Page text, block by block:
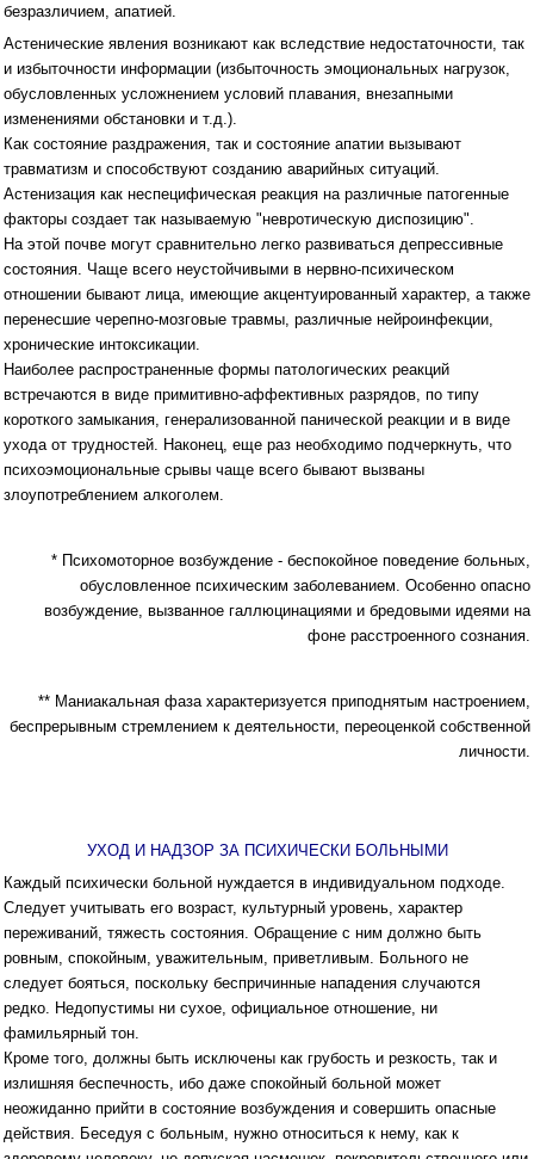
безразличием, апатией.
Астенические явления возникают как вследствие недостаточности, так
и избыточности информации (избыточность эмоциональных нагрузок,
обусловленных усложнением условий плавания, внезапными
изменениями обстановки и т.д.).
Как состояние раздражения, так и состояние апатии вызывают
травматизм и способствуют созданию аварийных ситуаций.
Астенизация как неспецифическая реакция на различные патогенные
факторы создает так называемую "невротическую диспозицию".
На этой почве могут сравнительно легко развиваться депрессивные
состояния. Чаще всего неустойчивыми в нервно-психическом
отношении бывают лица, имеющие акцентуированный характер, а также
перенесшие черепно-мозговые травмы, различные нейроинфекции,
хронические интоксикации.
Наиболее распространенные формы патологических реакций
встречаются в виде примитивно-аффективных разрядов, по типу
короткого замыкания, генерализованной панической реакции и в виде
ухода от трудностей. Наконец, еще раз необходимо подчеркнуть, что
психоэмоциональные срывы чаще всего бывают вызваны
злоупотреблением алкоголем.
* Психомоторное возбуждение - беспокойное поведение больных,
обусловленное психическим заболеванием. Особенно опасно
возбуждение, вызванное галлюцинациями и бредовыми идеями на
фоне расстроенного сознания.
** Маниакальная фаза характеризуется приподнятым настроением,
беспрерывным стремлением к деятельности, переоценкой собственной
личности.
УХОД И НАДЗОР ЗА ПСИХИЧЕСКИ БОЛЬНЫМИ
Каждый психически больной нуждается в индивидуальном подходе.
Следует учитывать его возраст, культурный уровень, характер
переживаний, тяжесть состояния. Обращение с ним должно быть
ровным, спокойным, уважительным, приветливым. Больного не
следует бояться, поскольку беспричинные нападения случаются
редко. Недопустимы ни сухое, официальное отношение, ни
фамильярный тон.
Кроме того, должны быть исключены как грубость и резкость, так и
излишняя беспечность, ибо даже спокойный больной может
неожиданно прийти в состояние возбуждения и совершить опасные
действия. Беседуя с больным, нужно относиться к нему, как к